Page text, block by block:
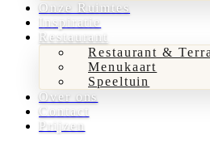
Onze Ruimtes
Inspiratie
Restaurant
Restaurant &
Menukaart
Speeltuin
Over ons
Contact
Prijzen